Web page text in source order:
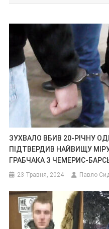
ЗУХВАЛО ВБИВ 20-РІЧНУ
ПІДТВЕРДИВ НАЙВИЩУ
ГРАБЧАКА З ЧЕМЕРИС-
23 Травня, 2024 Павло